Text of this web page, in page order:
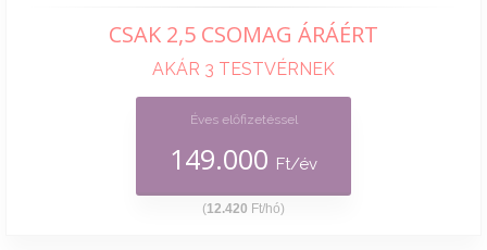
CSAK 2,5 CSOMAG ÁRÁÉRT
AKÁR 3 TESTVÉRNEK
Éves előfizetéssel
149.000 Ft/év
(12.420 Ft/hó)